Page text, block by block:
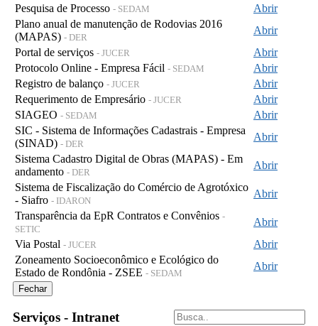
Pesquisa de Processo - SEDAM
Abrir
Plano anual de manutenção de Rodovias 2016
(MAPAS) - DER
Abrir
Portal de serviços - JUCER
Abrir
Protocolo Online - Empresa Fácil - SEDAM
Abrir
Registro de balanço - JUCER
Abrir
Requerimento de Empresário - JUCER
Abrir
SIAGEO - SEDAM
Abrir
SIC - Sistema de Informações Cadastrais - Empresa
(SINAD) - DER
Abrir
Sistema Cadastro Digital de Obras (MAPAS) - Em
andamento - DER
Abrir
Sistema de Fiscalização do Comércio de Agrotóxico
- Siafro - IDARON
Abrir
Transparência da EpR Contratos e Convênios -
SETIC
Abrir
Via Postal - JUCER
Abrir
Zoneamento Socioeconômico e Ecológico do
Estado de Rondônia - ZSEE - SEDAM
Abrir
Fechar
Serviços - Intranet